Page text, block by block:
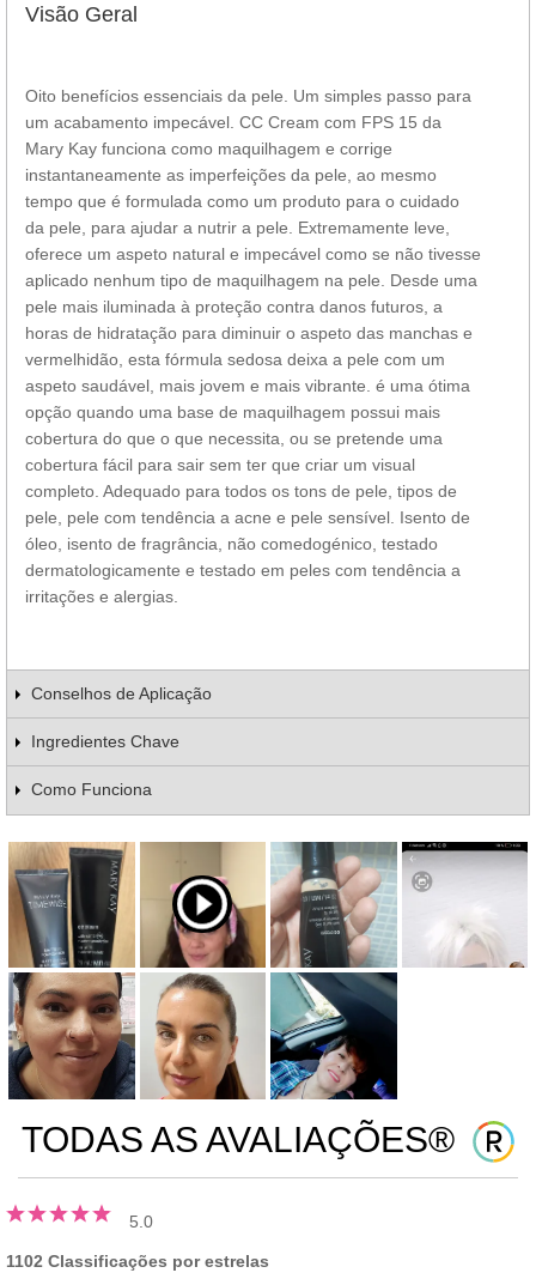
Visão Geral
Oito benefícios essenciais da pele. Um simples passo para
um acabamento impecável. CC Cream com FPS 15 da
Mary Kay funciona como maquilhagem e corrige
instantaneamente as imperfeições da pele, ao mesmo
tempo que é formulada como um produto para o cuidado
da pele, para ajudar a nutrir a pele. Extremamente leve,
oferece um aspeto natural e impecável como se não tivesse
aplicado nenhum tipo de maquilhagem na pele. Desde uma
pele mais iluminada à proteção contra danos futuros, a
horas de hidratação para diminuir o aspeto das manchas e
vermelhidão, esta fórmula sedosa deixa a pele com um
aspeto saudável, mais jovem e mais vibrante. é uma ótima
opção quando uma base de maquilhagem possui mais
cobertura do que o que necessita, ou se pretende uma
cobertura fácil para sair sem ter que criar um visual
completo. Adequado para todos os tons de pele, tipos de
pele, pele com tendência a acne e pele sensível. Isento de
óleo, isento de fragrância, não comedogénico, testado
dermatologicamente e testado em peles com tendência a
irritações e alergias.
Conselhos de Aplicação
Ingredientes Chave
Como Funciona
TODAS AS AVALIAÇÕES®
5.0
1102 Classificações por estrelas